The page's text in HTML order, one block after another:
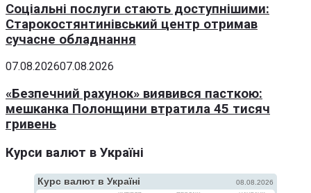
Соціальні послуги стають доступнішими:
Старокостянтинівський центр отримав
сучасне обладнання
07.08.202607.08.2026
«Безпечний рахунок» виявився пасткою:
мешканка Полонщини втратила 45 тисяч
гривень
Курси валют в Україні